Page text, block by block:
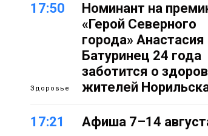
17:50
Здоровье
Номинант на
«Герой Северного
города» Анастасия
Батуринец 24 года
заботится о
жителей
17:21 Афиша 7–14